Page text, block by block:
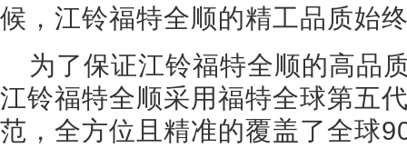
候，江铃福特全顺的精工品质始
为了保证江铃福特全顺的高品
江铃福特全顺采用福特全球第五
范，全方位且精准的覆盖了全球